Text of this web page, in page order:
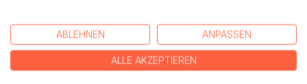
uns das angetan hat.
Es können uns aber auch Schuldgefühle quälen; zum
Beispiel: "Wieso war ich bloß so dumm?".
Sobald Du in Sicherheit bis, in einem geschütztem Raum,
ABLEHNEN ANPASSEN
ALLE AKZEPTIEREN